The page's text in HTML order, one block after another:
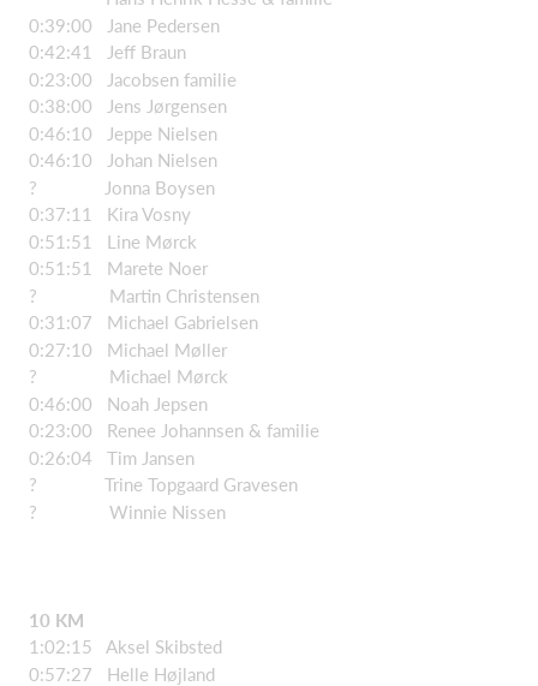
0:39:00 Jane Pedersen
0:42:41 Jeff Braun
0:23:00 Jacobsen familie
0:38:00 Jens Jørgensen
0:46:10 Jeppe Nielsen
0:46:10 Johan Nielsen
? Jonna Boysen
0:37:11 Kira Vosny
0:51:51 Line Mørck
0:51:51 Marete Noer
? Martin Christensen
0:31:07 Michael Gabrielsen
0:27:10 Michael Møller
? Michael Mørck
0:46:00 Noah Jepsen
0:23:00 Renee Johannsen & familie
0:26:04 Tim Jansen
? Trine Topgaard Gravesen
? Winnie Nissen
10 KM
1:02:15 Aksel Skibsted
0:57:27 Helle Højland